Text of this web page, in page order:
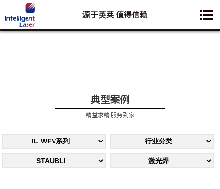
您想要了解的业务是:
源于英莱 值得信赖
典型案例
精益求精 服务到家